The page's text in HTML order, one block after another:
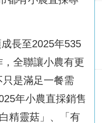
長至2025年535
全聯讓小農有更
是滿足一餐需
年小農直採銷售
精靈菇」、「有